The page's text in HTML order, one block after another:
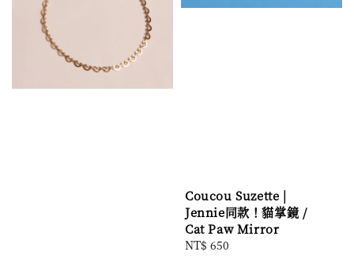
Coucou Suzette |
Jennie同款！貓掌鏡 /
Cat Paw Mirror
Regular
NT$ 650